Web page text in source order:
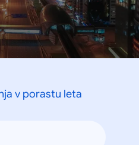
v porastu leta